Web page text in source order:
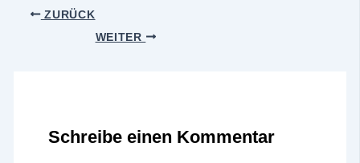
ZURÜCK
WEITER
Schreibe einen Kommentar